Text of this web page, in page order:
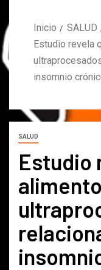
Inicio
SALUD
Estudio revela
insomnio
SALUD
Estudio